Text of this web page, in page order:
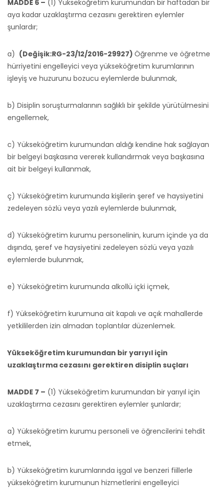
MADDE 6 – (1) Yükseköğretim kurumundan bir haftadan bir
aya kadar uzaklaştırma cezasını gerektiren eylemler
şunlardır;
a) (Değişik:RG-23/12/2016-29927) Öğrenme ve öğretme
hürriyetini engelleyici veya yükseköğretim kurumlarının
işleyiş ve huzurunu bozucu eylemlerde bulunmak,
b) Disiplin soruşturmalarının sağlıklı bir şekilde yürütülmesini
engellemek,
c) Yükseköğretim kurumundan aldığı kendine hak sağlayan
bir belgeyi başkasına vererek kullandırmak veya başkasına
ait bir belgeyi kullanmak,
ç) Yükseköğretim kurumunda kişilerin şeref ve haysiyetini
zedeleyen sözlü veya yazılı eylemlerde bulunmak,
d) Yükseköğretim kurumu personelinin, kurum içinde ya da
dışında, şeref ve haysiyetini zedeleyen sözlü veya yazılı
eylemlerde bulunmak,
e) Yükseköğretim kurumunda alkollü içki içmek,
f) Yükseköğretim kurumuna ait kapalı ve açık mahallerde
yetkililerden izin almadan toplantılar düzenlemek.
Yükseköğretim kurumundan bir yarıyıl için
uzaklaştırma cezasını gerektiren disiplin suçları
MADDE 7 – (1) Yükseköğretim kurumundan bir yarıyıl için
uzaklaştırma cezasını gerektiren eylemler şunlardır;
a) Yükseköğretim kurumu personeli ve öğrencilerini tehdit
etmek,
b) Yükseköğretim kurumlarında işgal ve benzeri fiillerle
yükseköğretim kurumunun hizmetlerini engelleyici